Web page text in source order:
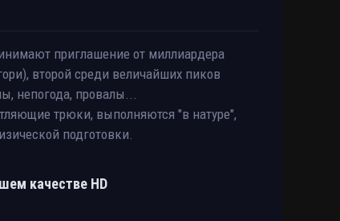
приглашение от миллиардера
второй среди величайших пиков
непогода, провалы...
трюки, выполняются "в натуре",
подготовки.
качестве HD